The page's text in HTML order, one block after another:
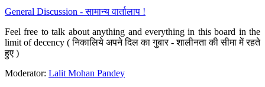
General Discussion - सामान्य वार्तालाप !
Feel free to talk about anything and everything in this board in the
limit of decency ( निकालिये अपने दिल का गुबार - शालीनता की सीमा में रहते
हुए )
Moderator: Lalit Mohan Pandey